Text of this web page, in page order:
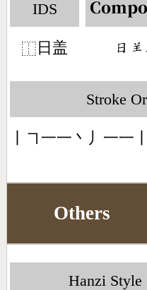
IDS
⿰ 日盖
Stroke
丨㇕一一丶丿一一
Others
Hanzi Style